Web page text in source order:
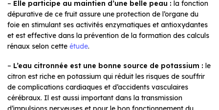
– Elle participe au maintien d’une belle peau : la fonction
dépurative de ce fruit assure une protection de l’organe du
foie en stimulant ses activités enzymatiques et antioxydantes
et est effective dans la prévention de la formation des calculs
rénaux selon cette étude.
– L’eau citronnée est une bonne source de potassium : le
citron est riche en potassium qui réduit les risques de souffrir
de complications cardiaques et d’accidents vasculaires
cérébraux. Il est aussi important dans la transmission